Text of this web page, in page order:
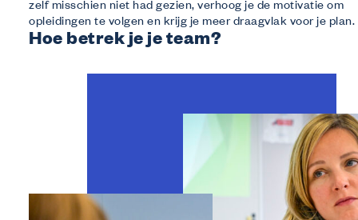
zelf misschien niet had gezien, verhoog je de motivatie om
opleidingen te volgen en krijg je meer draagvlak voor je plan.
Hoe betrek je je team?